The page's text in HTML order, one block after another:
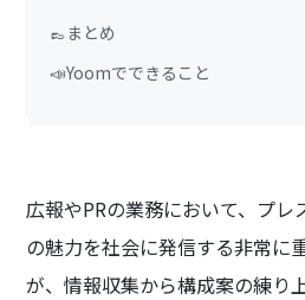
👞まとめ
📣Yoomでできること
広報やPRの業務において、プレ
の魅力を社会に発信する非常に
が、情報収集から構成案の練り